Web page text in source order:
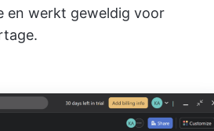
en werkt geweldig voor